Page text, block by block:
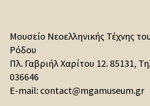
Μουσείο Νεοελληνικής Τέχνης
Ρόδου
Πλ. Γαβριήλ Χαρίτου 12. 85131,
036646
E-mail: contact@mgamuseum.gr